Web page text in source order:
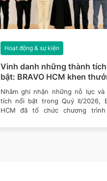
Vinh danh những thành
bật: BRAVO HCM khen
Quý II/2026
Hoạt động & sự kiện
Nhằm ghi nhận những nỗ lực và
tích nổi bật trong Quý II/2026,
HCM đã tổ chức chương trình